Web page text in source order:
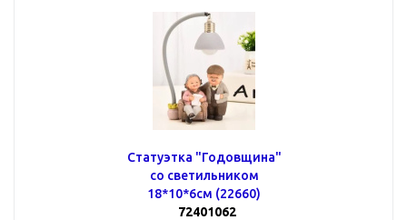
Статуэтка "Годовщина"
со светильником
18*10*6см (22660)
72401062